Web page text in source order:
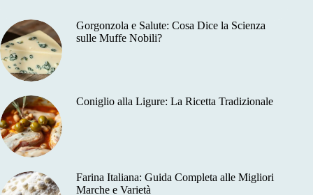
Gorgonzola e Salute: Cosa Dice la Scienza
sulle Muffe Nobili?
Coniglio alla Ligure: La Ricetta Tradizionale
Farina Italiana: Guida Completa alle Migliori
Marche e Varietà